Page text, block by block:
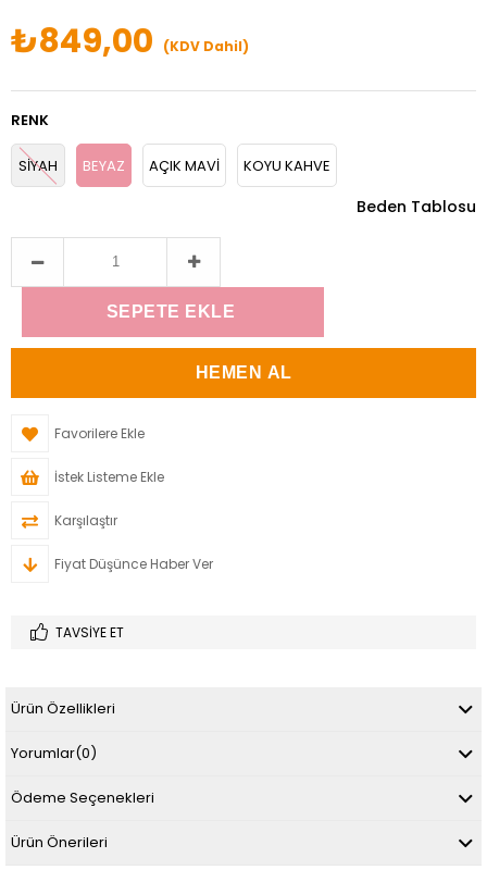
₺849,00 (KDV Dahil)
RENK
SİYAH BEYAZ AÇIK MAVİ KOYU KAHVE
Beden Tablosu
Favorilere Ekle
İstek Listeme Ekle
Karşılaştır
Fiyat Düşünce Haber Ver
TAVSIYE ET
Ürün Özellikleri
Yorumlar(0)
Ödeme Seçenekleri
Ürün Önerileri